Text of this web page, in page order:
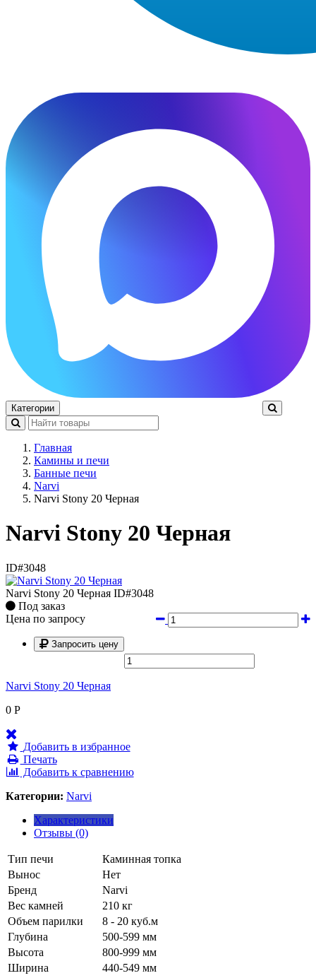
Категории
Главная
Камины и печи
Банные печи
Narvi
Narvi Stony 20 Черная
Narvi Stony 20 Черная
ID#3048
Narvi Stony 20 Черная ID#3048
Под заказ
Цена по запросу
Запросить цену
Narvi Stony 20 Черная
0 Р
Добавить в избранное
Печать
Добавить к сравнению
Категории: Narvi
Характеристики
Отзывы (0)
Тип печи
Каминная топка
Вынос
Нет
Бренд
Narvi
Вес камней
210 кг
Объем парилки
8 - 20 куб.м
Глубина
500-599 мм
Высота
800-999 мм
Ширина
440-549 мм